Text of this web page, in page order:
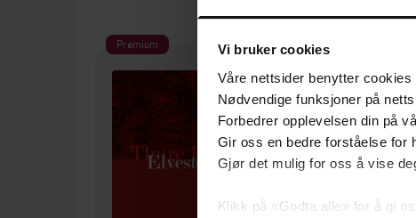
Vi bruker cookies
Våre nettsider benytter
Nødvendige funksjoner på
Forbedrer opplevelsen din på
Gir oss en bedre forståelse for
Gjør det mulig for oss å vise
Klikk på «Godta alle» for å gi
Premium